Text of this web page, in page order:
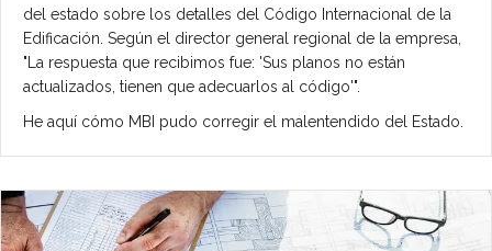
del estado sobre los detalles del Código Internacional de la
Edificación. Según el director general regional de la empresa,
"La respuesta que recibimos fue: 'Sus planos no están
actualizados, tienen que adecuarlos al código'".
He aquí cómo MBI pudo corregir el malentendido del Estado.